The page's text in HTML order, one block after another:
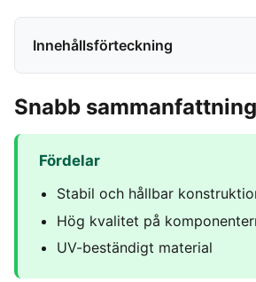
Innehållsförteckning
Snabb sammanfattning
Fördelar
Stabil och hållbar
Hög kvalitet på
UV-beständigt material